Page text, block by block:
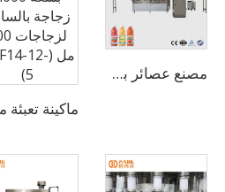
مصنع عصائر بسعة 10,000 زجاجة في الساعة للزجاجات سعة 500 مل، آلة مصنع العصير
ماكينة تعبئة مياه نقية كاملة بسعة 4000 زجاجة بالساعة لزجاجات 500 مل (CGF14-12-5)